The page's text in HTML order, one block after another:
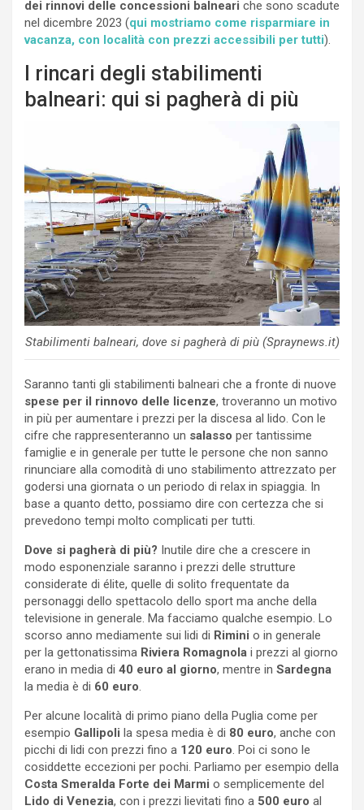
dei rinnovi delle concessioni balneari che sono scadute
nel dicembre 2023 (qui mostriamo come risparmiare in
vacanza, con località con prezzi accessibili per tutti).
I rincari degli stabilimenti
balneari: qui si pagherà di più
Stabilimenti balneari, dove si pagherà di più (Spraynews.it)
Saranno tanti gli stabilimenti balneari che a fronte di nuove
spese per il rinnovo delle licenze, troveranno un motivo
in più per aumentare i prezzi per la discesa al lido. Con le
cifre che rappresenteranno un salasso per tantissime
famiglie e in generale per tutte le persone che non sanno
rinunciare alla comodità di uno stabilimento attrezzato per
godersi una giornata o un periodo di relax in spiaggia. In
base a quanto detto, possiamo dire con certezza che si
prevedono tempi molto complicati per tutti.
Dove si pagherà di più? Inutile dire che a crescere in
modo esponenziale saranno i prezzi delle strutture
considerate di élite, quelle di solito frequentate da
personaggi dello spettacolo dello sport ma anche della
televisione in generale. Ma facciamo qualche esempio. Lo
scorso anno mediamente sui lidi di Rimini o in generale
per la gettonatissima Riviera Romagnola i prezzi al giorno
erano in media di 40 euro al giorno, mentre in Sardegna
la media è di 60 euro.
Per alcune località di primo piano della Puglia come per
esempio Gallipoli la spesa media è di 80 euro, anche con
picchi di lidi con prezzi fino a 120 euro. Poi ci sono le
cosiddette eccezioni per pochi. Parliamo per esempio della
Costa Smeralda Forte dei Marmi o semplicemente del
Lido di Venezia, con i prezzi lievitati fino a 500 euro al